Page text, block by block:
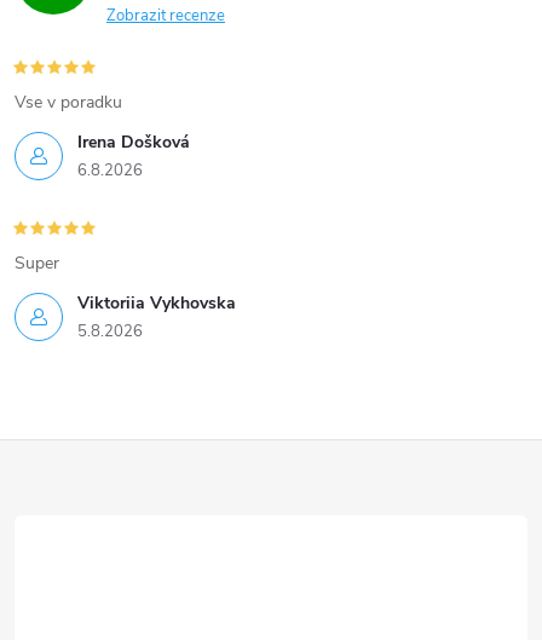
Zobrazit recenze
Irena Došková
6.8.2026
Vse v poradku
Viktoriia Vykhovska
5.8.2026
Super